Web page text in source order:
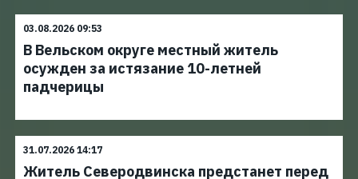
03.08.2026 09:53
В Вельском округе местный житель
осужден за истязание 10-летней
падчерицы
31.07.2026 14:17
Житель Северодвинска предстанет перед